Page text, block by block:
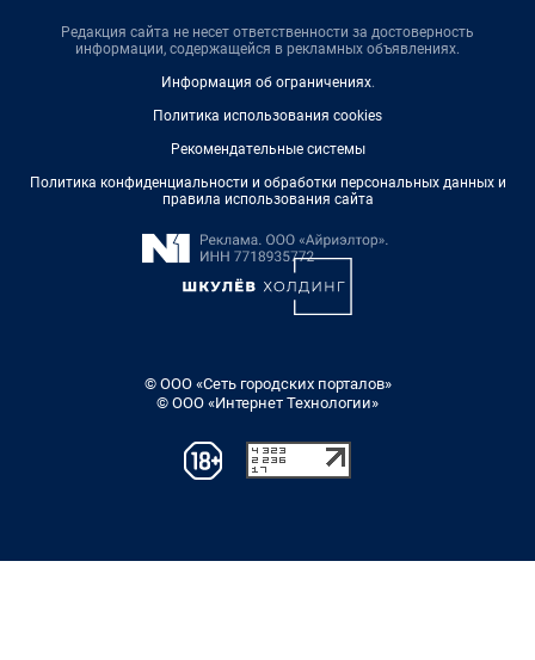
Редакция сайта не несет ответственности за достоверность
информации, содержащейся в рекламных объявлениях.
Информация об ограничениях.
Политика использования cookies
Рекомендательные системы
Политика конфиденциальности и обработки персональных данных и
правила использования сайта
© ООО «Сеть городских порталов»
© ООО «Интернет Технологии»